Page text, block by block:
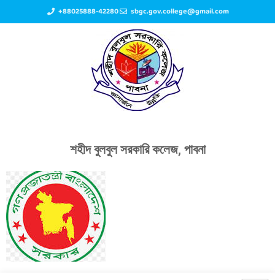
+88025888-42280 sbgc.gov.college@gmail.com
শহীদ বুলবুল সরকারি কলেজ, পাবনা